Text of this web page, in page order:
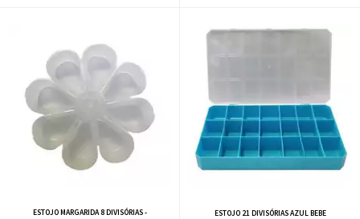
ESTOJO MARGARIDA 8 DIVISÓRIAS -
ESTOJO 21 DIVISÓRIAS AZUL BEBE